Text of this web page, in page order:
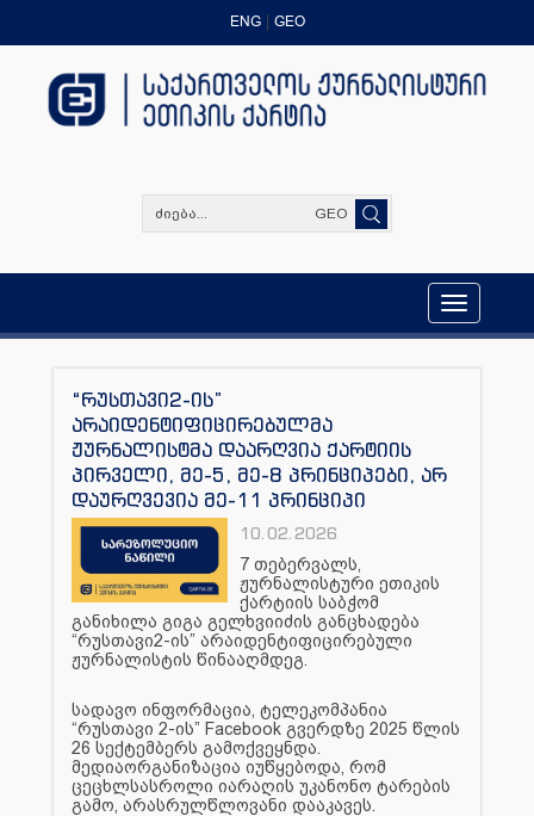
ENG GEO
GEO
Toggle
navigation
“რუსთავი2-ის”
არაიდენტიფიცირებულმა
ჟურნალისტმა დაარღვია ქარტიის
პირველი, მე-5, მე-8 პრინციპები, არ
დაურღვევია მე-11 პრინციპი
10.02.2026
7 თებერვალს,
ჟურნალისტური ეთიკის
ქარტიის საბჭომ
განიხილა გიგა გელხვიიძის განცხადება
“რუსთავი2-ის” არაიდენტიფიცირებული
ჟურნალისტის წინააღმდეგ.
სადავო ინფორმაცია, ტელეკომპანია
“რუსთავი 2-ის” Facebook გვერდზე 2025 წლის
26 სექტემბერს გამოქვეყნდა.
მედიაორგანიზაცია იუწყებოდა, რომ
ცეცხლსასროლი იარაღის უკანონო ტარების
გამო, არასრულწლოვანი დააკავეს.